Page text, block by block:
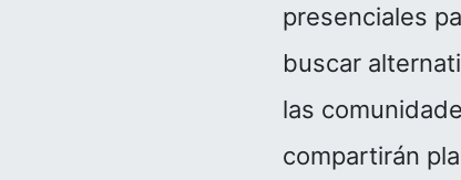
presenciales
buscar
las
compartirán